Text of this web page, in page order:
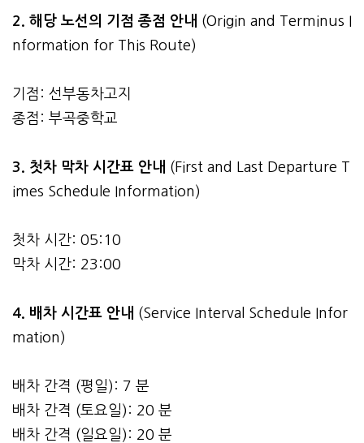
2. 해당 노선의 기점 종점 안내 (Origin and Terminus I
nformation for This Route)
기점: 선부동차고지
종점: 부곡중학교
3. 첫차 막차 시간표 안내 (First and Last Departure T
imes Schedule Information)
첫차 시간: 05:10
막차 시간: 23:00
4. 배차 시간표 안내 (Service Interval Schedule Infor
mation)
배차 간격 (평일): 7 분
배차 간격 (토요일): 20 분
배차 간격 (일요일): 20 분